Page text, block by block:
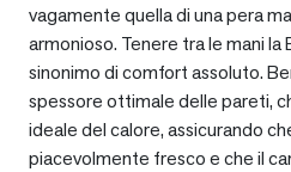
vagamente quella di una pera
armonioso. Tenere tra le mani la
sinonimo di comfort assoluto.
spessore ottimale delle pareti,
ideale del calore, assicurando
piacevolmente fresco e che il